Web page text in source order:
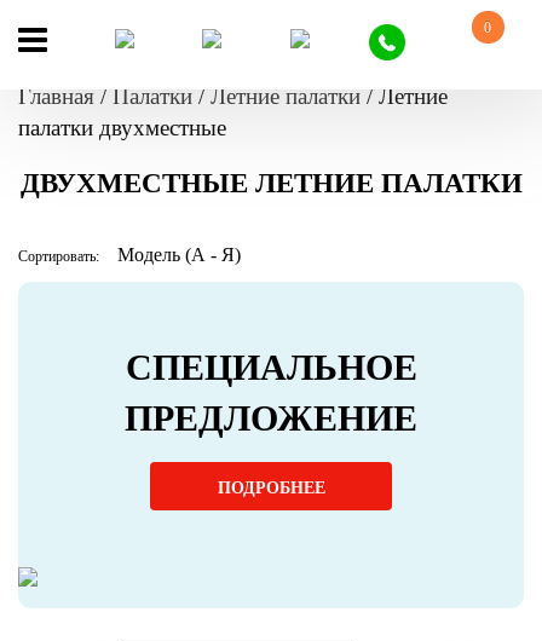
0
Главная / Палатки / Летние палатки / Летние
палатки двухместные
ДВУХМЕСТНЫЕ ЛЕТНИЕ ПАЛАТКИ
Сортировать:
СПЕЦИАЛЬНОЕ
ПРЕДЛОЖЕНИЕ
ПОДРОБНЕЕ